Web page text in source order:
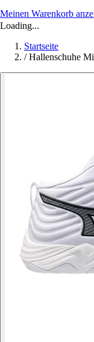
Meinen Warenkorb
Loading...
Startseite
/ Hallenschuhe